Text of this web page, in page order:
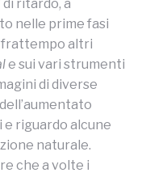
ritardo, a
nelle prime fasi
frattempo altri
e sui vari strumenti
di diverse
riguardo alcune
naturale.
che a volte i